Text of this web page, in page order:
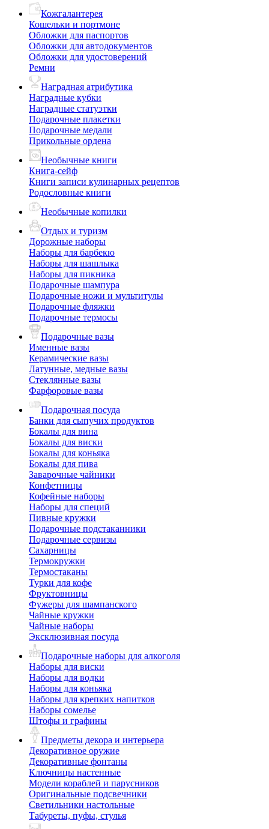
Кожгалантерея
Кошельки и портмоне
Обложки для паспортов
Обложки для автодокументов
Обложки для удостоверений
Ремни
Наградная атрибутика
Наградные кубки
Наградные статуэтки
Подарочные плакетки
Подарочные медали
Прикольные ордена
Необычные книги
Книга-сейф
Книги записи кулинарных рецептов
Родословные книги
Необычные копилки
Отдых и туризм
Дорожные наборы
Наборы для барбекю
Наборы для шашлыка
Наборы для пикника
Подарочные шампура
Подарочные ножи и мультитулы
Подарочные фляжки
Подарочные термосы
Подарочные вазы
Именные вазы
Керамические вазы
Латунные, медные вазы
Стеклянные вазы
Фарфоровые вазы
Подарочная посуда
Банки для сыпучих продуктов
Бокалы для вина
Бокалы для виски
Бокалы для коньяка
Бокалы для пива
Заварочные чайники
Конфетницы
Кофейные наборы
Наборы для специй
Пивные кружки
Подарочные подстаканники
Подарочные сервизы
Сахарницы
Термокружки
Термостаканы
Турки для кофе
Фруктовницы
Фужеры для шампанского
Чайные кружки
Чайные наборы
Эксклюзивная посуда
Подарочные наборы для алкоголя
Наборы для виски
Наборы для водки
Наборы для коньяка
Наборы для крепких напитков
Наборы сомелье
Штофы и графины
Предметы декора и интерьера
Декоративное оружие
Декоративные фонтаны
Ключницы настенные
Модели кораблей и парусников
Оригинальные подсвечники
Светильники настольные
Табуреты, пуфы, стулья